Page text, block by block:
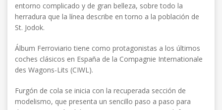
entorno complicado y de gran belleza, sobre todo la
herradura que la línea describe en torno a la población de
St. Jodok.
Álbum Ferroviario tiene como protagonistas a los últimos
coches clásicos en España de la Compagnie Internationale
des Wagons-Lits (CIWL).
Furgón de cola se inicia con la recuperada sección de
modelismo, que presenta un sencillo paso a paso para